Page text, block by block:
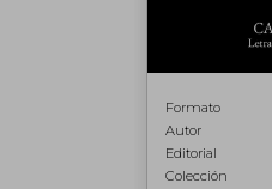
Formato
Autor
Editorial
Colección